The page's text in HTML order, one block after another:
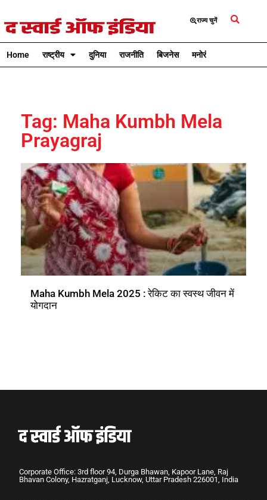
राज्य चुनें
Home राष्ट्रीय दुनिया राजनीति बिजनेस मनोरंजन
Tag: Maha Kumbh Mela
Prayagraj
Maha Kumbh Mela 2025 : रेकिट का स्वस्थ जीवन में
योगदान
Corporate Office: 3rd floor 94, Durga Bhawan, Kapoor Lane, Raj
Bhavan Colony, Hazratganj, Lucknow, Uttar Pradesh 226001, India